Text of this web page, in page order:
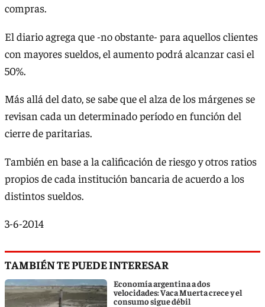
compras.
El diario agrega que -no obstante- para aquellos clientes
con mayores sueldos, el aumento podrá alcanzar casi el
50%.
Más allá del dato, se sabe que el alza de los márgenes se
revisan cada un determinado período en función del
cierre de paritarias.
También en base a la calificación de riesgo y otros ratios
propios de cada institución bancaria de acuerdo a los
distintos sueldos.
3-6-2014
TAMBIÉN TE PUEDE INTERESAR
Economía argentina a dos
velocidades: Vaca Muerta crece y el
consumo sigue débil